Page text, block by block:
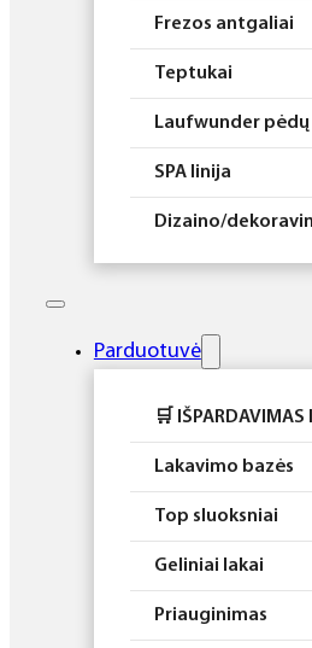
Frezos antgaliai
Teptukai
Laufwunder
SPA linija
Dizaino/
Higiena
Rinkiniai
Parduotuvė
🛒
Lakavimo bazės
Top sluoksniai
Geliniai lakai
Priauginimas